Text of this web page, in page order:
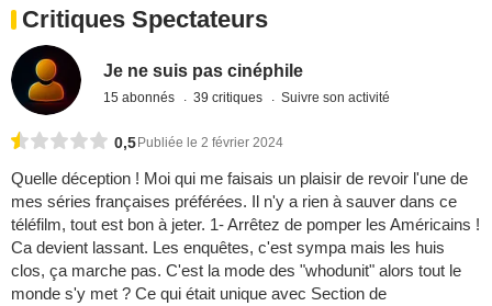
Critiques Spectateurs
Je ne suis pas cinéphile
15 abonnés 39 critiques Suivre son activité
0,5 Publiée le 2 février 2024
Quelle déception ! Moi qui me faisais un plaisir de revoir l'une de
mes séries françaises préférées. Il n'y a rien à sauver dans ce
téléfilm, tout est bon à jeter. 1- Arrêtez de pomper les Américains !
Ca devient lassant. Les enquêtes, c'est sympa mais les huis
clos, ça marche pas. C'est la mode des "whodunit" alors tout le
monde s'y met ? Ce qui était unique avec Section de